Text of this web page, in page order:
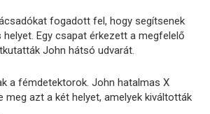
fogadott fel, hogy segítsenek
Egy csapat érkezett a megfelelő
John hátsó udvarát.
a fémdetektorok. John hatalmas X
meg azt a két helyet, amelyek kiváltották